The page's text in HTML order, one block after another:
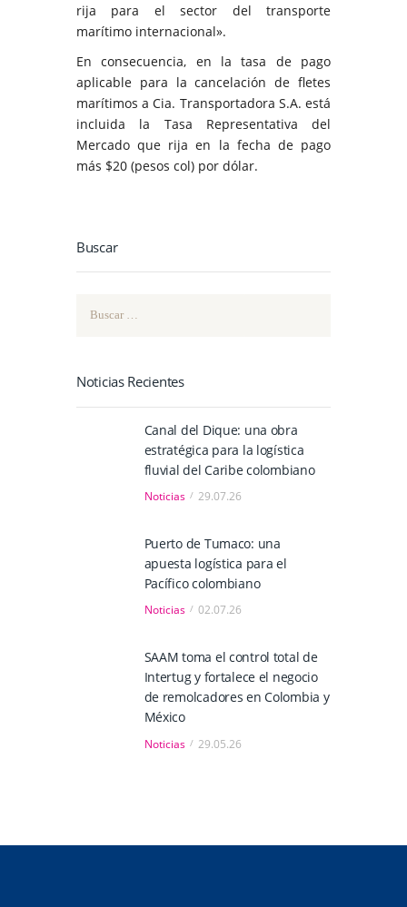
rija para el sector del transporte
marítimo internacional».
En consecuencia, en la tasa de pago
aplicable para la cancelación de fletes
marítimos a Cia. Transportadora S.A. está
incluida la Tasa Representativa del
Mercado que rija en la fecha de pago
más $20 (pesos col) por dólar.
Buscar
Noticias Recientes
Canal del Dique: una obra
estratégica para la logística
fluvial del Caribe colombiano
Noticias 29.07.26
Puerto de Tumaco: una
apuesta logística para el
Pacífico colombiano
Noticias 02.07.26
SAAM toma el control total de
Intertug y fortalece el negocio
de remolcadores en Colombia y
México
Noticias 29.05.26